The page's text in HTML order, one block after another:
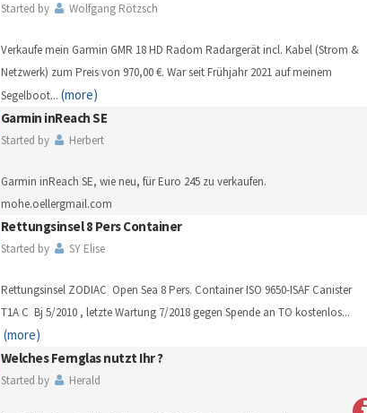
Started by Wolfgang Rötzsch
Verkaufe mein Garmin GMR 18 HD Radom Radargerät incl. Kabel (Strom &
Netzwerk) zum Preis von 970,00 €. War seit Frühjahr 2021 auf meinem
Segelboot... (more)
Garmin inReach SE
Started by Herbert
Garmin inReach SE, wie neu, für Euro 245 zu verkaufen.
mohe.oellergmail.com
Rettungsinsel 8 Pers Container
Started by SY Elise
Rettungsinsel ZODIAC Open Sea 8 Pers. Container ISO 9650-ISAF Canister
T1A C Bj 5/2010 , letzte Wartung 7/2018 gegen Spende an TO kostenlos...
(more)
Welches Fernglas nutzt Ihr ?
Started by Herald